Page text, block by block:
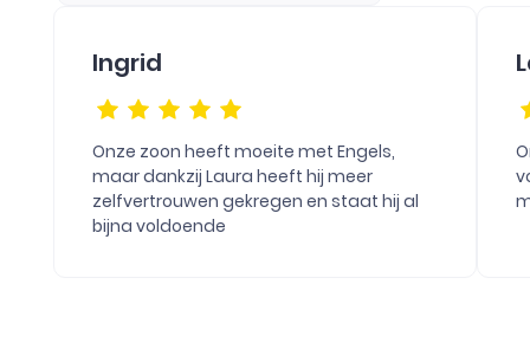
Ingrid
Onze zoon heeft moeite met Engels,
maar dankzij Laura heeft hij meer
zelfvertrouwen gekregen en staat hij al
bijna voldoende